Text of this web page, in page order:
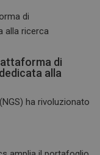
di
alla
ha rivoluzionato